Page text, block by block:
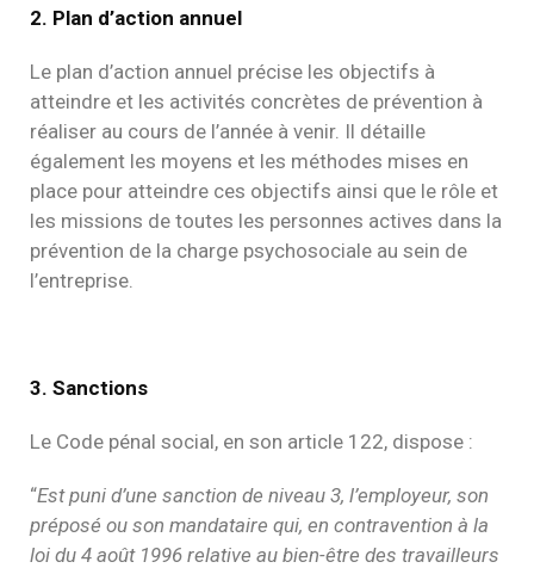
2. Plan d’action annuel
Le plan d’action annuel précise les objectifs à
atteindre et les activités concrètes de prévention à
réaliser au cours de l’année à venir. Il détaille
également les moyens et les méthodes mises en
place pour atteindre ces objectifs ainsi que le rôle et
les missions de toutes les personnes actives dans la
prévention de la charge psychosociale au sein de
l’entreprise.
3. Sanctions
Le Code pénal social, en son article 122, dispose :
“Est puni d’une sanction de niveau 3, l’employeur, son
préposé ou son mandataire qui, en contravention à la
loi du 4 août 1996 relative au bien-être des travailleurs